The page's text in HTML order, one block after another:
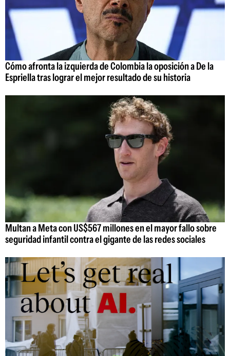
Cómo afronta la izquierda de Colombia la oposición a De la
Espriella tras lograr el mejor resultado de su historia
Multan a Meta con US$567 millones en el mayor fallo sobre
seguridad infantil contra el gigante de las redes sociales